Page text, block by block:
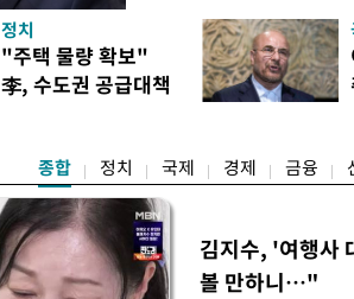
관광'을 금지하라고 지시
집무실에서 이 같은 내용
위한 두가지 행정명령에
내에서 출산할 목적으로 외
정치
"주택 물량 확보"
李, 수도권 공급대책
종합 정치 국제 경제 금융
김지수, '여행사
볼 만하니…"